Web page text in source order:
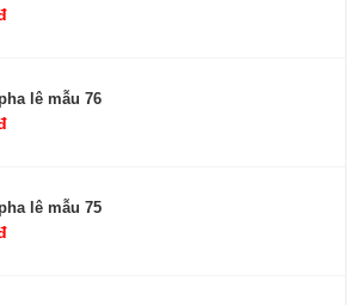
lê mẫu 76
lê mẫu 75